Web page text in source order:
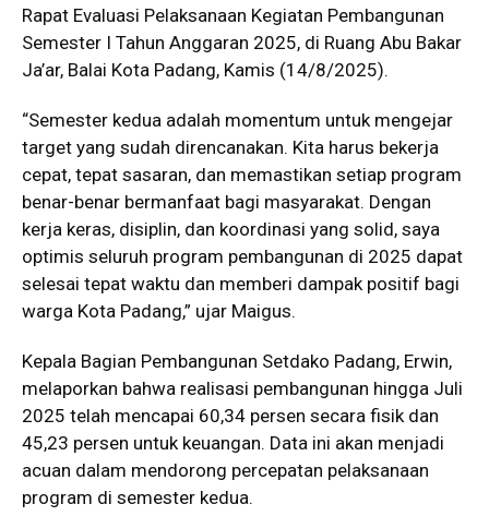
Rapat Evaluasi Pelaksanaan Kegiatan Pembangunan
Semester I Tahun Anggaran 2025, di Ruang Abu Bakar
Ja’ar, Balai Kota Padang, Kamis (14/8/2025).
“Semester kedua adalah momentum untuk mengejar
target yang sudah direncanakan. Kita harus bekerja
cepat, tepat sasaran, dan memastikan setiap program
benar-benar bermanfaat bagi masyarakat. Dengan
kerja keras, disiplin, dan koordinasi yang solid, saya
optimis seluruh program pembangunan di 2025 dapat
selesai tepat waktu dan memberi dampak positif bagi
warga Kota Padang,” ujar Maigus.
Kepala Bagian Pembangunan Setdako Padang, Erwin,
melaporkan bahwa realisasi pembangunan hingga Juli
2025 telah mencapai 60,34 persen secara fisik dan
45,23 persen untuk keuangan. Data ini akan menjadi
acuan dalam mendorong percepatan pelaksanaan
program di semester kedua.